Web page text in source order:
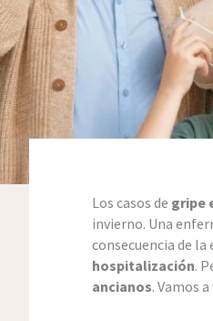
Los casos de gripe
invierno. Una
consecuencia de la
hospitalización.
ancianos. Vamos